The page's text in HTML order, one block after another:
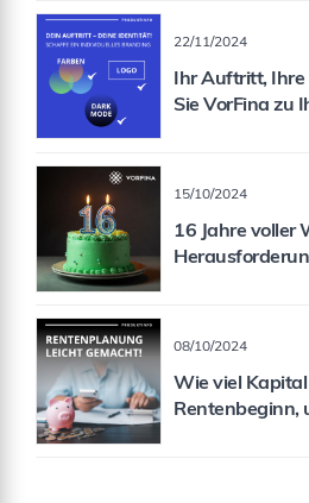
22/11/2024
Ihr Auftritt,
Sie VorFina zu
15/10/2024
16 Jahre voller
08/10/2024
Wie viel
Rentenbeginn,